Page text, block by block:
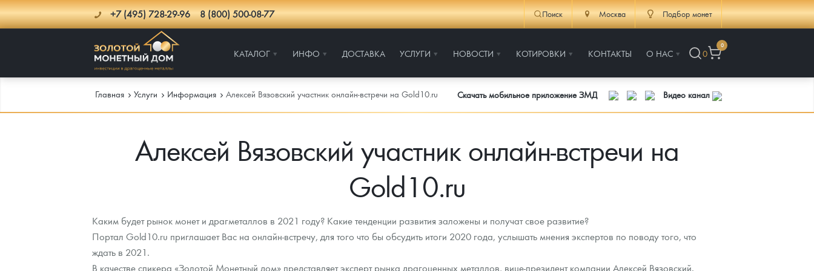
+7 (495) 728-29-96 8 (800) 500-08-77 Поиск Москва Подбор монет
КАТАЛОГ ИНФО ДОСТАВКА УСЛУГИ НОВОСТИ КОТИРОВКИ КОНТАКТЫ О НАС 0
0
Каталог Монет
Монеты Россия и СССР
Иностранные
Памятные и старинные монеты
Памятные монеты России и СССР
Монеты и жетоны ЗМД
Подлинность монет
Клуб ЗМД
Услуги
Подбор монет
Новости
Главная Услуги Информация Алексей Вязовский участник онлайн-встречи на Gold10.ru Скачать мобильное приложение ЗМД Видео канал
Алексей Вязовский участник онлайн-встречи на
Gold10.ru
Каким будет рынок монет и драгметаллов в 2021 году? Какие тенденции развития заложены и получат свое развитие?
Портал Gold10.ru приглашает Вас на онлайн-встречу, для того что бы обсудить итоги 2020 года, услышать мнения экспертов по поводу того, что
ждать в 2021.
В качестве спикера «Золотой Монетный дом» представляет эксперт рынка драгоценных металлов, вице-президент компании Алексей Вязовский.